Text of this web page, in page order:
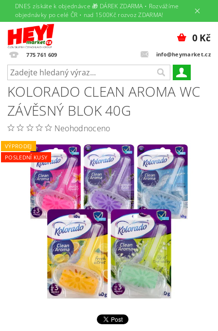
DNES získáte k objednávce 🎁 DÁREK ZDARMA • Rozvážíme
objednávky po celé ČR • nad 1500Kč rozvoz ZDARMA!
775 761 609 info@heymarket.cz
0 Kč
KOLORADO CLEAN AROMA WC
ZÁVĚSNÝ BLOK 40G
Neohodnoceno
VÝPRODEJ
POSLEDNÍ KUSY